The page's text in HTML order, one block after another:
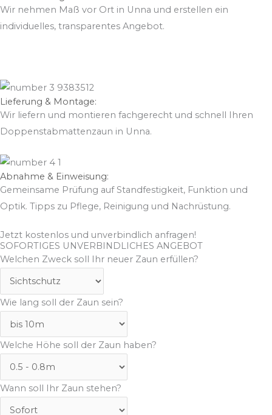
Wir nehmen Maß vor Ort in Unna und erstellen ein
individuelles, transparentes Angebot.
Lieferung & Montage:
Wir liefern und montieren fachgerecht und schnell Ihren
Doppenstabmattenzaun in Unna.
Abnahme & Einweisung:
Gemeinsame Prüfung auf Standfestigkeit, Funktion und
Optik. Tipps zu Pflege, Reinigung und Nachrüstung.
Jetzt kostenlos und unverbindlich anfragen!
SOFORTIGES UNVERBINDLICHES ANGEBOT
Welchen Zweck soll Ihr neuer Zaun erfüllen?
Wie lang soll der Zaun sein?
Welche Höhe soll der Zaun haben?
Wann soll Ihr Zaun stehen?